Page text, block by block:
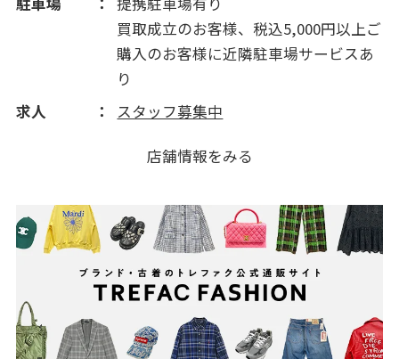
買取成立のお客様、税込5,000円以上ご
購入のお客様に近隣駐車場サービスあ
り
求人
スタッフ募集中
店舗情報をみる